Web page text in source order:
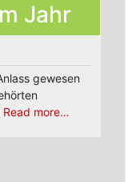
Jahr
gewesen
Read more…